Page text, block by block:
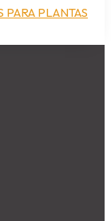
PLANTAS